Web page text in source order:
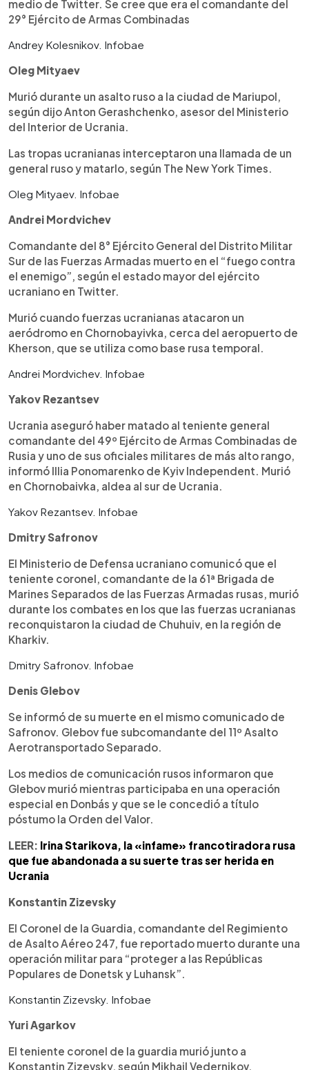
medio de Twitter. Se cree que era el comandante del
29° Ejército de Armas Combinadas
Andrey Kolesnikov. Infobae
Oleg Mityaev
Murió durante un asalto ruso a la ciudad de Mariupol,
según dijo Anton Gerashchenko, asesor del Ministerio
del Interior de Ucrania.
Las tropas ucranianas interceptaron una llamada de un
general ruso y matarlo, según The New York Times.
Oleg Mityaev. Infobae
Andrei Mordvichev
Comandante del 8° Ejército General del Distrito Militar
Sur de las Fuerzas Armadas muerto en el “fuego contra
el enemigo”, según el estado mayor del ejército
ucraniano en Twitter.
Murió cuando fuerzas ucranianas atacaron un
aeródromo en Chornobayivka, cerca del aeropuerto de
Kherson, que se utiliza como base rusa temporal.
Andrei Mordvichev. Infobae
Yakov Rezantsev
Ucrania aseguró haber matado al teniente general
comandante del 49º Ejército de Armas Combinadas de
Rusia y uno de sus oficiales militares de más alto rango,
informó Illia Ponomarenko de Kyiv Independent. Murió
en Chornobaivka, aldea al sur de Ucrania.
Yakov Rezantsev. Infobae
Dmitry Safronov
El Ministerio de Defensa ucraniano comunicó que el
teniente coronel, comandante de la 61ª Brigada de
Marines Separados de las Fuerzas Armadas rusas, murió
durante los combates en los que las fuerzas ucranianas
reconquistaron la ciudad de Chuhuiv, en la región de
Kharkiv.
Dmitry Safronov. Infobae
Denis Glebov
Se informó de su muerte en el mismo comunicado de
Safronov. Glebov fue subcomandante del 11º Asalto
Aerotransportado Separado.
Los medios de comunicación rusos informaron que
Glebov murió mientras participaba en una operación
especial en Donbás y que se le concedió a título
póstumo la Orden del Valor.
LEER: Irina Starikova, la «infame» francotiradora rusa
que fue abandonada a su suerte tras ser herida en
Ucrania
Konstantin Zizevsky
El Coronel de la Guardia, comandante del Regimiento
de Asalto Aéreo 247, fue reportado muerto durante una
operación militar para “proteger a las Repúblicas
Populares de Donetsk y Luhansk”.
Konstantin Zizevsky. Infobae
Yuri Agarkov
El teniente coronel de la guardia murió junto a
Konstantin Zizevsky, según Mikhail Vedernikov.